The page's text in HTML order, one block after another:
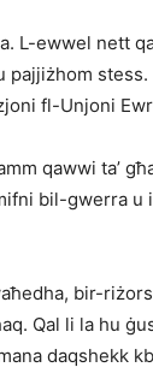
L-ewwel nett
fl-Unjoni
qawwi ta’
bil-gwerra u
bir-
Qal li la hu
daqshekk